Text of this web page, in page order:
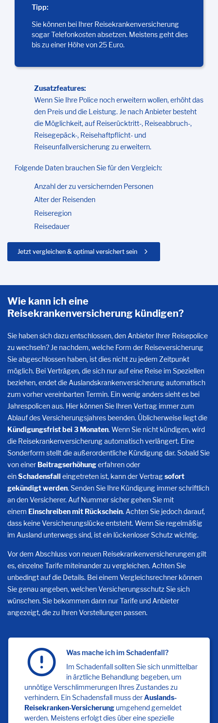
Tipp:
Sie können bei Ihrer Reisekrankenversicherung
sogar Telefonkosten absetzen. Meistens geht dies
bis zu einer Höhe von 25 Euro.
Zusatzfeatures:
Wenn Sie Ihre Police noch erweitern wollen, erhöht das
den Preis und die Leistung. Je nach Anbieter besteht
die Möglichkeit, auf Reiserücktritt-, Reiseabbruch-,
Reisegepäck-, Reisehaftpflicht- und
Reiseunfallversicherung zu erweitern.
Folgende Daten brauchen Sie für den Vergleich:
Anzahl der zu versichernden Personen
Alter der Reisenden
Reiseregion
Reisedauer
Jetzt vergleichen & optimal versichert sein
Wie kann ich eine
Reisekrankenversicherung kündigen?
Sie haben sich dazu entschlossen, den Anbieter Ihrer Reisepolice
zu wechseln? Je nachdem, welche Form der Reiseversicherung
Sie abgeschlossen haben, ist dies nicht zu jedem Zeitpunkt
möglich. Bei Verträgen, die sich nur auf eine Reise im Speziellen
beziehen, endet die Auslandskrankenversicherung automatisch
zum vorher vereinbarten Termin. Ein wenig anders sieht es bei
Jahrespolicen aus. Hier können Sie Ihren Vertrag immer zum
Ablauf des Versicherungsjahres beenden. Üblicherweise liegt die
Kündigungsfrist bei 3 Monaten. Wenn Sie nicht kündigen, wird
die Reisekrankenversicherung automatisch verlängert. Eine
Sonderform stellt die außerordentliche Kündigung dar. Sobald Sie
von einer Beitragserhöhungerfahren oder
einSchadensfall eingetreten ist, kann der Vertrag sofort
gekündigt werden. Senden Sie Ihre Kündigung immer schriftlich
an den Versicherer. Auf Nummer sicher gehen Sie mit
einem Einschreiben mit Rückschein. Achten Sie jedoch darauf,
dass keine Versicherungslücke entsteht. Wenn Sie regelmäßig
im Ausland unterwegs sind, ist ein lückenloser Schutz wichtig.
Vor dem Abschluss von neuen Reisekrankenversicherungen gilt
es, einzelne Tarife miteinander zu vergleichen. Achten Sie
unbedingt auf die Details. Bei einem Vergleichsrechner können
Sie genau angeben, welchen Versicherungsschutz Sie sich
wünschen. Sie bekommen dann nur Tarife und Anbieter
angezeigt, die zu Ihren Vorstellungen passen.
Was mache ich im Schadenfall?
Im Schadenfall sollten Sie sich unmittelbar
in ärztliche Behandlung begeben, um
unnötige Verschlimmerungen Ihres Zustandes zu
verhindern. Ein Schadensfall muss derAuslands-
Reisekranken-Versicherung umgehend gemeldet
werden. Meistens erfolgt dies über eine spezielle